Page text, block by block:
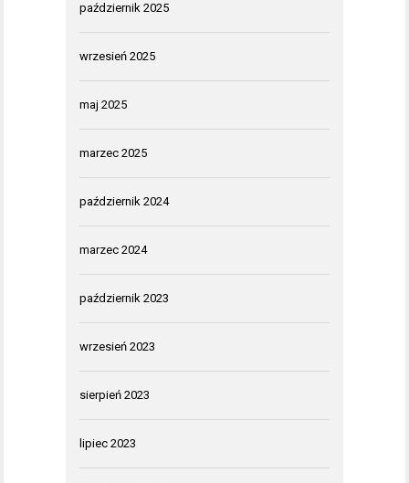
październik 2025
wrzesień 2025
maj 2025
marzec 2025
październik 2024
marzec 2024
październik 2023
wrzesień 2023
sierpień 2023
lipiec 2023